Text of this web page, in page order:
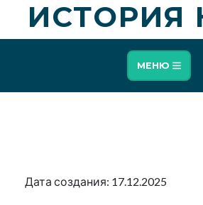
ИСТОРИЯ
МЕНЮ
Дата создания: 17.12.2025